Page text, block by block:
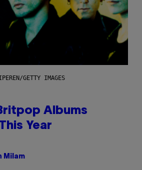
GETTY IMAGES
Albums
Year
Milam